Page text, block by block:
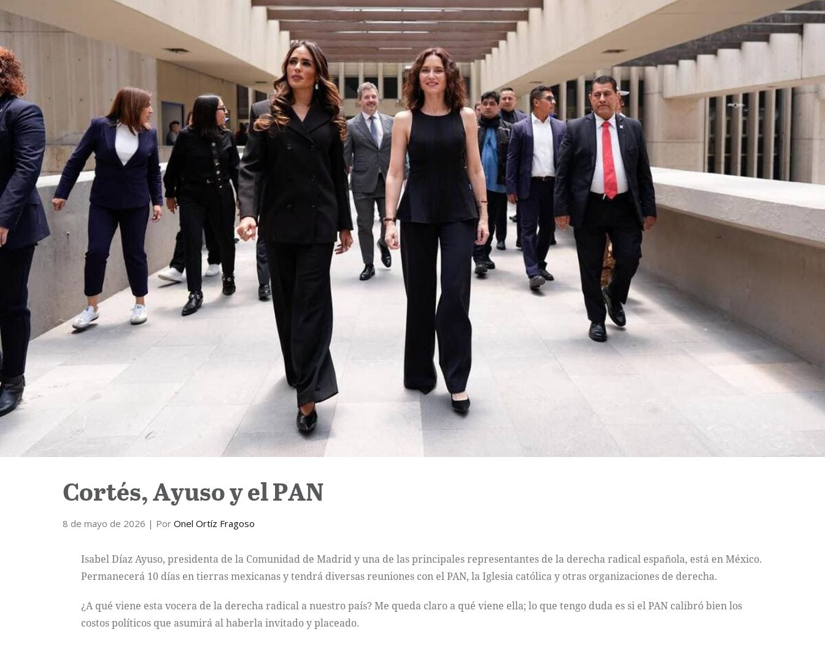
Cortés, Ayuso y el PAN
8 de mayo de 2026 | Por Onel Ortíz Fragoso
Isabel Díaz Ayuso, presidenta de la Comunidad de Madrid y una de las principales representantes de la derecha radical española, está en México.
Permanecerá 10 días en tierras mexicanas y tendrá diversas reuniones con el PAN, la Iglesia católica y otras organizaciones de derecha.
¿A qué viene esta vocera de la derecha radical a nuestro país? Me queda claro a qué viene ella; lo que tengo duda es si el PAN calibró bien los
costos políticos que asumirá al haberla invitado y placeado.